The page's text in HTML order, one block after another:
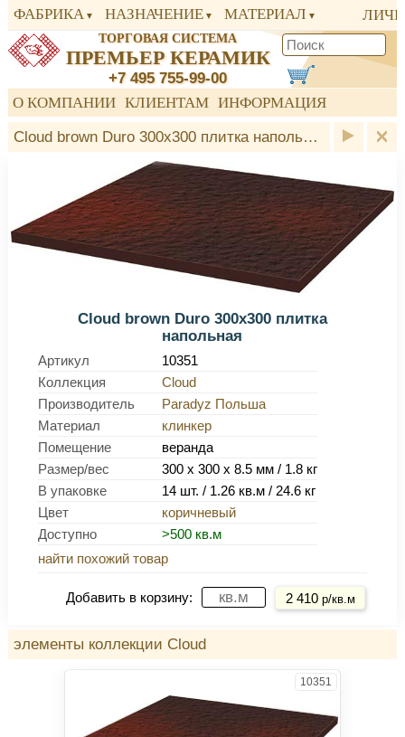
ФАБРИКА НАЗНАЧЕНИЕ МАТЕРИАЛ
ТОРГОВАЯ СИСТЕМА
ПРЕМЬЕР КЕРАМИК
+7 495 755-99-00
О КОМПАНИИ КЛИЕНТАМ ИНФОРМАЦИЯ
Cloud brown Duro 300x300 плитка
напольная
Артикул
10351
Коллекция
Cloud
Производитель
Paradyz Польша
Материал
клинкер
Помещение
веранда
Размер/вес
300 x 300 x 8.5 мм / 1.8 кг
В упаковке
14 шт. / 1.26 кв.м / 24.6 кг
Цвет
коричневый
Доступно
>500 кв.м
найти похожий товар
Добавить в корзину: 2 410р/кв.м
элементы коллекции Cloud
10351